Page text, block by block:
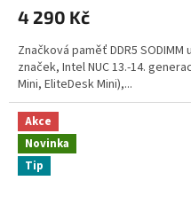
4 290 Kč
Značková paměť DDR5
značek, Intel NUC 13.-14.
Mini, EliteDesk Mini),...
Akce
Novinka
Tip